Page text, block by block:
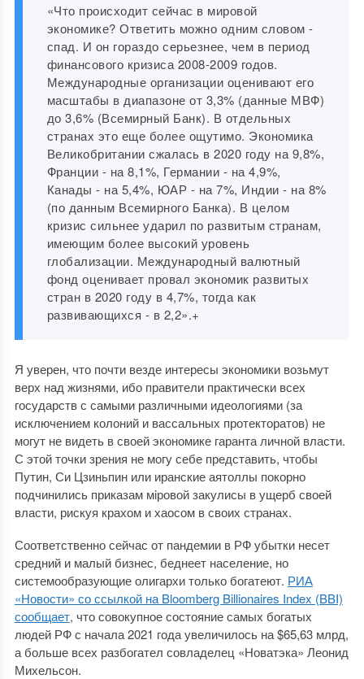
«Что происходит сейчас в мировой
экономике? Ответить можно одним словом -
спад. И он гораздо серьезнее, чем в период
финансового кризиса 2008-2009 годов.
Международные организации оценивают его
масштабы в диапазоне от 3,3% (данные МВФ)
до 3,6% (Всемирный Банк). В отдельных
странах это еще более ощутимо. Экономика
Великобритании сжалась в 2020 году на 9,8%,
Франции - на 8,1%, Германии - на 4,9%,
Канады - на 5,4%, ЮАР - на 7%, Индии - на 8%
(по данным Всемирного Банка). В целом
кризис сильнее ударил по развитым странам,
имеющим более высокий уровень
глобализации. Международный валютный
фонд оценивает провал экономик развитых
стран в 2020 году в 4,7%, тогда как
развивающихся - в 2,2».+
Я уверен, что почти везде интересы экономики возьмут
верх над жизнями, ибо правители практически всех
государств с самыми различными идеологиями (за
исключением колоний и вассальных протекторатов) не
могут не видеть в своей экономике гаранта личной власти.
С этой точки зрения не могу себе представить, чтобы
Путин, Си Цзиньпин или иранские аятоллы покорно
подчинились приказам мiровой закулисы в ущерб своей
власти, рискуя крахом и хаосом в своих странах.
Соответственно сейчас от пандемии в РФ убытки несет
средний и малый бизнес, беднеет население, но
системообразующие олигархи только богатеют. РИА
«Новости» со ссылкой на Bloomberg Billionaires Index (BBI)
сообщает, что совокупное состояние самых богатых
людей РФ с начала 2021 года увеличилось на $65,63 млрд,
а больше всех разбогател совладелец «Новатэка» Леонид
Михельсон.